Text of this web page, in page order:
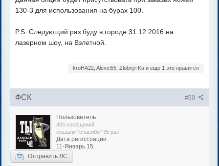
130-3 для использования на бурах 100.
P.S. Следующий раз буду в городе 31.12.2016 на
лазерном шоу, на Взлетной.
kroHA22, Alexei55, Zlobnyi Ka и еще 1 это нравится
#60
ФСК
Пользователь
405 сообщений
сказали "спасибо" 35 раз
Дата регистрации:
11-Январь 15
Отправить ЛС